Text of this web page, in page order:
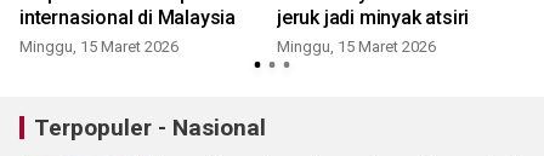
internasional di Malaysia
Minggu, 15 Maret 2026
jeruk jadi minyak atsiri
Minggu, 15 Maret 2026
Terpopuler - Nasional